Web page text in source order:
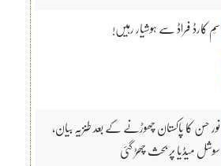
سِم کارڈ فراڈ سے ہوشیار رہیں!
نور حسن کا پاکستان چھوڑنے کے بعد طنزیہ بیان،
سوشل میڈیا پر بحث چھڑ گئی